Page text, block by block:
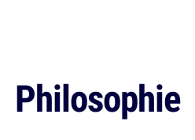
Philosophie